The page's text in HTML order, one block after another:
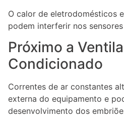
O calor de eletrodomésticos
podem interferir nos
Próximo a
Condicionado
Correntes de ar constantes
externa do equipamento e
desenvolvimento dos